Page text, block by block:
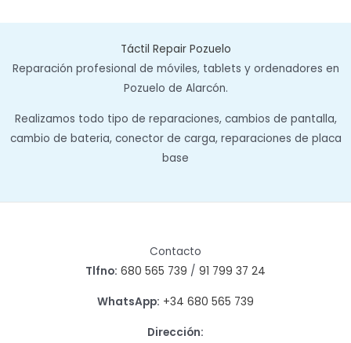
Táctil Repair Pozuelo
Reparación profesional de móviles, tablets y ordenadores en
Pozuelo de Alarcón.
Realizamos todo tipo de reparaciones, cambios de pantalla,
cambio de bateria, conector de carga, reparaciones de placa
base
Contacto
Tlfno: 680 565 739 / 91 799 37 24
WhatsApp: +34 680 565 739
Dirección: